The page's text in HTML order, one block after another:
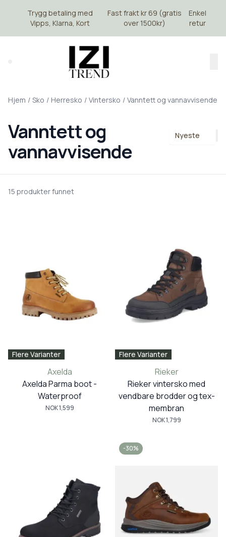
Trygg betaling med
Vipps, Klarna, Kort
Fast frakt kr 69 (gratis
over 1500kr)
Enkel
retur
Hjem / Sko / Herresko / Vintersko / Vanntett og vannavvisende
Vanntett og
vannavvisende
Nyeste
15 produkter funnet
Flere Varianter
Axelda
Axelda Parma boot -
Waterproof
NOK 1,599
Flere Varianter
Rieker
Rieker vintersko med
vendbare brodder og tex-
membran
NOK 1,799
-30%